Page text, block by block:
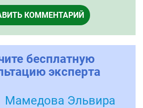
КОММЕНТАРИЙ
бесплатную
эксперта
Мамедова Эльвира